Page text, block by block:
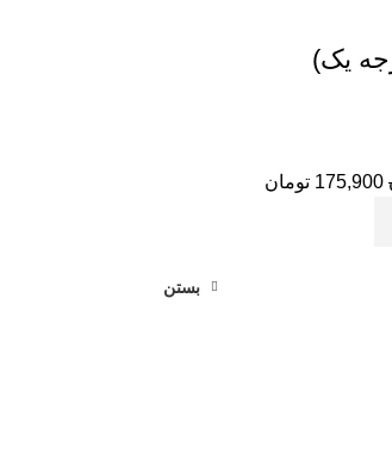
یک)
175,900 تومان
بستن